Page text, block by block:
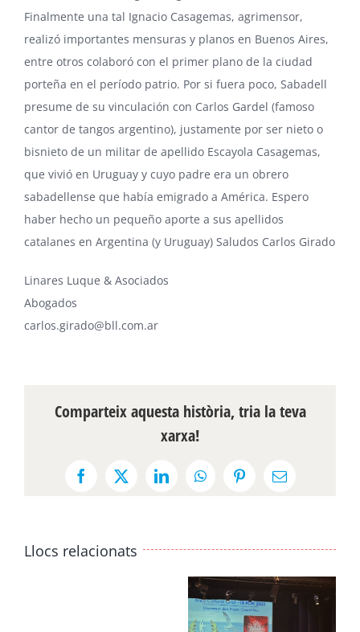
Finalmente una tal Ignacio Casagemas, agrimensor,
realizó importantes mensuras y planos en Buenos Aires,
entre otros colaboró con el primer plano de la ciudad
porteña en el período patrio. Por si fuera poco, Sabadell
presume de su vinculación con Carlos Gardel (famoso
cantor de tangos argentino), justamente por ser nieto o
bisnieto de un militar de apellido Escayola Casagemas,
que vivió en Uruguay y cuyo padre era un obrero
sabadellense que había emigrado a América. Espero
haber hecho un pequeño aporte a sus apellidos
catalanes en Argentina (y Uruguay) Saludos Carlos Girado
Linares Luque & Asociados
Abogados
carlos.girado@bll.com.ar
Comparteix aquesta història, tria la teva
xarxa!
Facebook
X LinkedInWhatsAppPinterestEmail:
Llocs relacionats